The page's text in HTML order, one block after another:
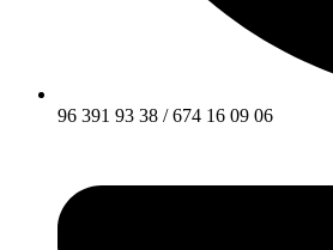
96 391 93 38 / 674 16 09 06